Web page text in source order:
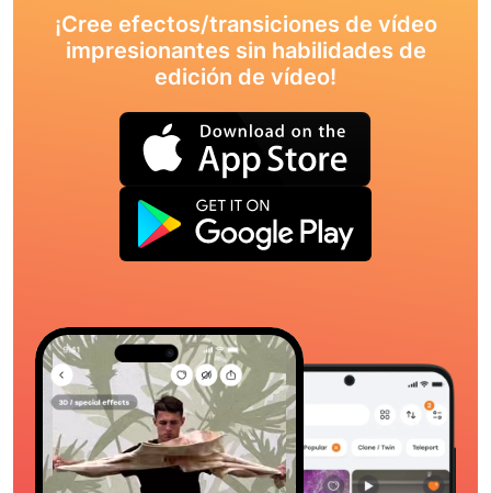
¡Cree efectos/transiciones de vídeo
impresionantes sin habilidades de
edición de vídeo!